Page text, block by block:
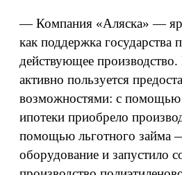
— Компания «Аляска» —
как поддержка государства
действующее
активно пользуется
возможностями: с
ипотеки приобрело
помощью льготного займа
оборудование и запустило